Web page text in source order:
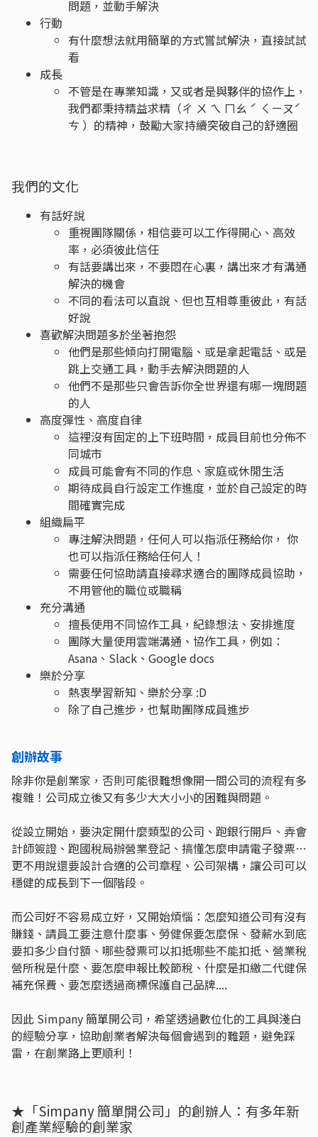
問題，並動手解決
行動
有什麼想法就用簡單的方式嘗試解決，直接試試
看
成長
不管是在專業知識，又或者是與夥伴的協作上，
我們都秉持精益求精（ㄔ ㄨ ㄟ ㄇㄠ ˊ ㄑㄧㄡˊ
ㄘ ）的精神，鼓勵大家持續突破自己的舒適圈
我們的文化
有話好說
重視團隊關係，相信要可以工作得開心、高效
率，必須彼此信任
有話要講出來，不要悶在心裏，講出來才有溝通
解決的機會
不同的看法可以直說、但也互相尊重彼此，有話
好說
喜歡解決問題多於坐著抱怨
他們是那些傾向打開電腦、或是拿起電話、或是
跳上交通工具，動手去解決問題的人
他們不是那些只會告訴你全世界還有哪一塊問題
的人
高度彈性、高度自律
這裡沒有固定的上下班時間，成員目前也分佈不
同城市
成員可能會有不同的作息、家庭或休閒生活
期待成員自行設定工作進度，並於自己設定的時
間確實完成
組織扁平
專注解決問題，任何人可以指派任務給你， 你
也可以指派任務給任何人！
需要任何協助請直接尋求適合的團隊成員協助，
不用管他的職位或職稱
充分溝通
擅長使用不同協作工具，紀錄想法、安排進度
團隊大量使用雲端溝通、協作工具，例如：
Asana、Slack、Google docs
樂於分享
熱衷學習新知、樂於分享 :D
除了自己進步，也幫助團隊成員進步
創辦故事
除非你是創業家，否則可能很難想像開一間公司的流程有多
複雜！公司成立後又有多少大大小小的困難與問題。
從設立開始，要決定開什麼類型的公司、跑銀行開戶、弄會
計師簽證、跑國稅局辦營業登記、搞懂怎麼申請電子發票…
更不用說還要設計合適的公司章程、公司架構，讓公司可以
穩健的成長到下一個階段。
而公司好不容易成立好，又開始煩惱：怎麼知道公司有沒有
賺錢、請員工要注意什麼事、勞健保要怎麼保、發薪水到底
要扣多少自付額、哪些發票可以扣抵哪些不能扣抵、營業稅
營所稅是什麼、要怎麼申報比較節稅、什麼是扣繳二代健保
補充保費、要怎麼透過商標保護自己品牌....
因此 Simpany 簡單開公司，希望透過數位化的工具與淺白
的經驗分享，協助創業者解決每個會遇到的難題，避免踩
雷，在創業路上更順利！
★「Simpany 簡單開公司」的創辦人：有多年新
創產業經驗的創業家